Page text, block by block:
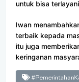
untuk bisa
Iwan
terbaik kepada
itu juga
keringanan